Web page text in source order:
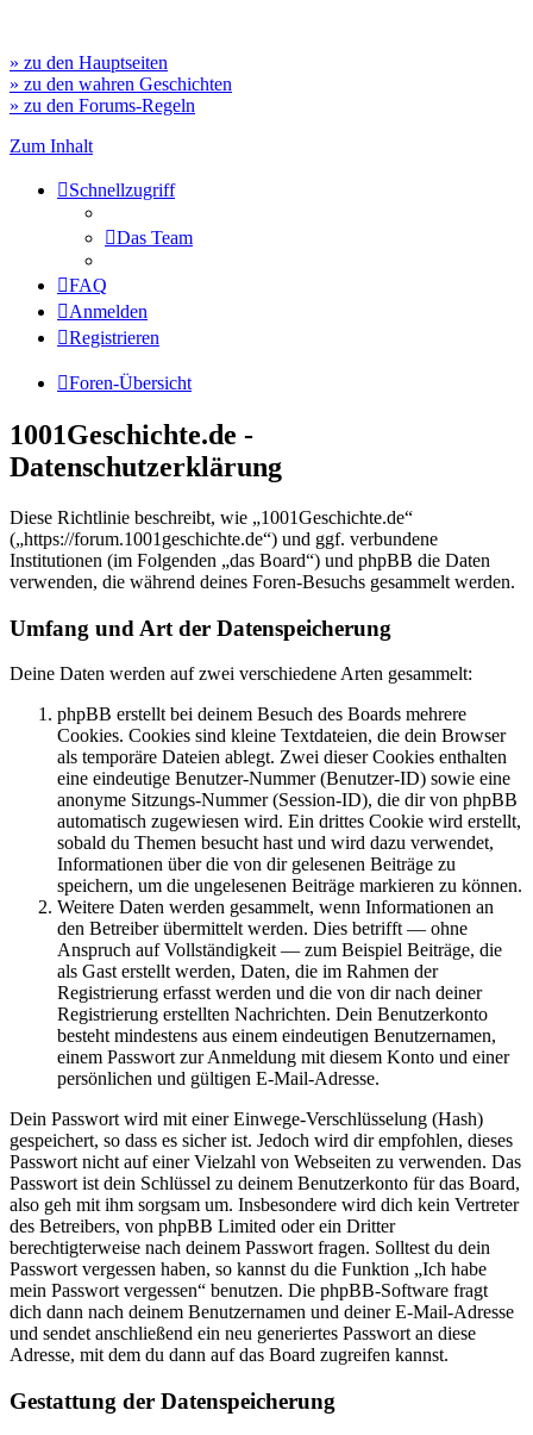
» zu den Hauptseiten
» zu den wahren Geschichten
» zu den Forums-Regeln
Zum Inhalt
Schnellzugriff
Das Team
FAQ
Anmelden
Registrieren
Foren-Übersicht
1001Geschichte.de -
Datenschutzerklärung
Diese Richtlinie beschreibt, wie „1001Geschichte.de“
(„https://forum.1001geschichte.de“) und ggf. verbundene
Institutionen (im Folgenden „das Board“) und phpBB die Daten
verwenden, die während deines Foren-Besuchs gesammelt werden.
Umfang und Art der Datenspeicherung
Deine Daten werden auf zwei verschiedene Arten gesammelt:
phpBB erstellt bei deinem Besuch des Boards mehrere
Cookies. Cookies sind kleine Textdateien, die dein Browser
als temporäre Dateien ablegt. Zwei dieser Cookies enthalten
eine eindeutige Benutzer-Nummer (Benutzer-ID) sowie eine
anonyme Sitzungs-Nummer (Session-ID), die dir von phpBB
automatisch zugewiesen wird. Ein drittes Cookie wird erstellt,
sobald du Themen besucht hast und wird dazu verwendet,
Informationen über die von dir gelesenen Beiträge zu
speichern, um die ungelesenen Beiträge markieren zu können.
Weitere Daten werden gesammelt, wenn Informationen an
den Betreiber übermittelt werden. Dies betrifft — ohne
Anspruch auf Vollständigkeit — zum Beispiel Beiträge, die
als Gast erstellt werden, Daten, die im Rahmen der
Registrierung erfasst werden und die von dir nach deiner
Registrierung erstellten Nachrichten. Dein Benutzerkonto
besteht mindestens aus einem eindeutigen Benutzernamen,
einem Passwort zur Anmeldung mit diesem Konto und einer
persönlichen und gültigen E-Mail-Adresse.
Dein Passwort wird mit einer Einwege-Verschlüsselung (Hash)
gespeichert, so dass es sicher ist. Jedoch wird dir empfohlen, dieses
Passwort nicht auf einer Vielzahl von Webseiten zu verwenden. Das
Passwort ist dein Schlüssel zu deinem Benutzerkonto für das Board,
also geh mit ihm sorgsam um. Insbesondere wird dich kein Vertreter
des Betreibers, von phpBB Limited oder ein Dritter
berechtigterweise nach deinem Passwort fragen. Solltest du dein
Passwort vergessen haben, so kannst du die Funktion „Ich habe
mein Passwort vergessen“ benutzen. Die phpBB-Software fragt
dich dann nach deinem Benutzernamen und deiner E-Mail-Adresse
und sendet anschließend ein neu generiertes Passwort an diese
Adresse, mit dem du dann auf das Board zugreifen kannst.
Gestattung der Datenspeicherung